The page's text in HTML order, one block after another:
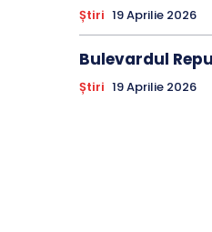
Știri 19 Aprilie 2026
Bulevardul
Știri 19 Aprilie 2026